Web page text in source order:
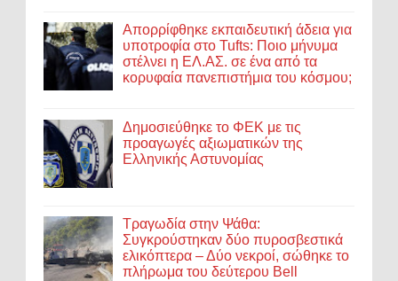
Απορρίφθηκε εκπαιδευτική άδεια για
υποτροφία στο Tufts: Ποιο μήνυμα
στέλνει η ΕΛ.ΑΣ. σε ένα από τα
κορυφαία πανεπιστήμια του κόσμου;
Δημοσιεύθηκε το ΦΕΚ με τις
προαγωγές αξιωματικών της
Ελληνικής Αστυνομίας
Τραγωδία στην Ψάθα:
Συγκρούστηκαν δύο πυροσβεστικά
ελικόπτερα – Δύο νεκροί, σώθηκε το
πλήρωμα του δεύτερου Bell